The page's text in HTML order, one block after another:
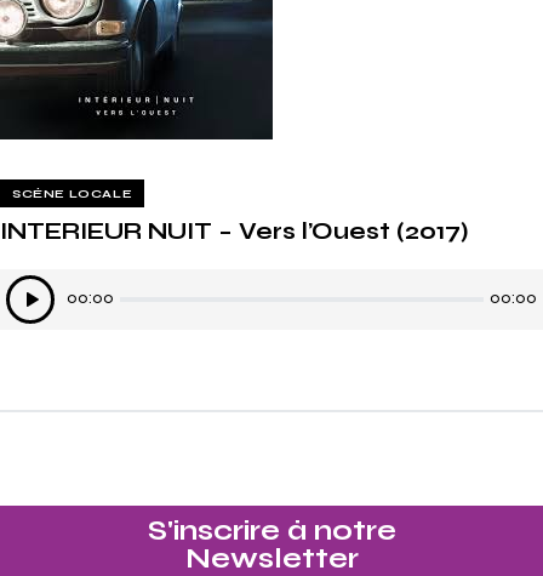
SCÈNE LOCALE
INTERIEUR NUIT – Vers l’Ouest (2017)
Lecteur
audio
00:00 00:00
S'inscrire à notre
Newsletter​